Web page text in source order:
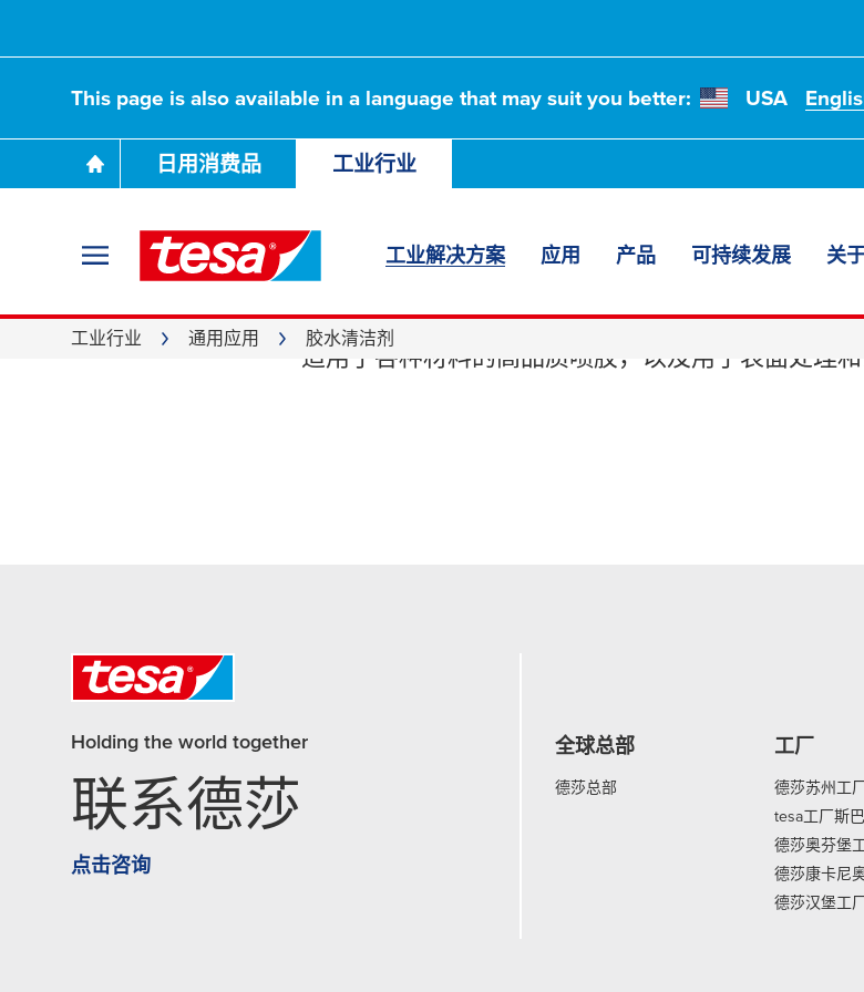
This page is also available in a language that may suit you better: USA
日用消费品 工业行业
工业解决方案 应用 产品 可持续发展 关
工业行业 通用应用 胶水清洁剂
胶水和清洁剂
适用于各种材料的高品质喷胶，以及用于表面处理和
Holding the world together
联系德莎
点击咨询
全球总部
德莎总部
工厂
德莎苏州工
tesa工厂斯
德莎奥芬堡
德莎康卡尼
德莎汉堡工